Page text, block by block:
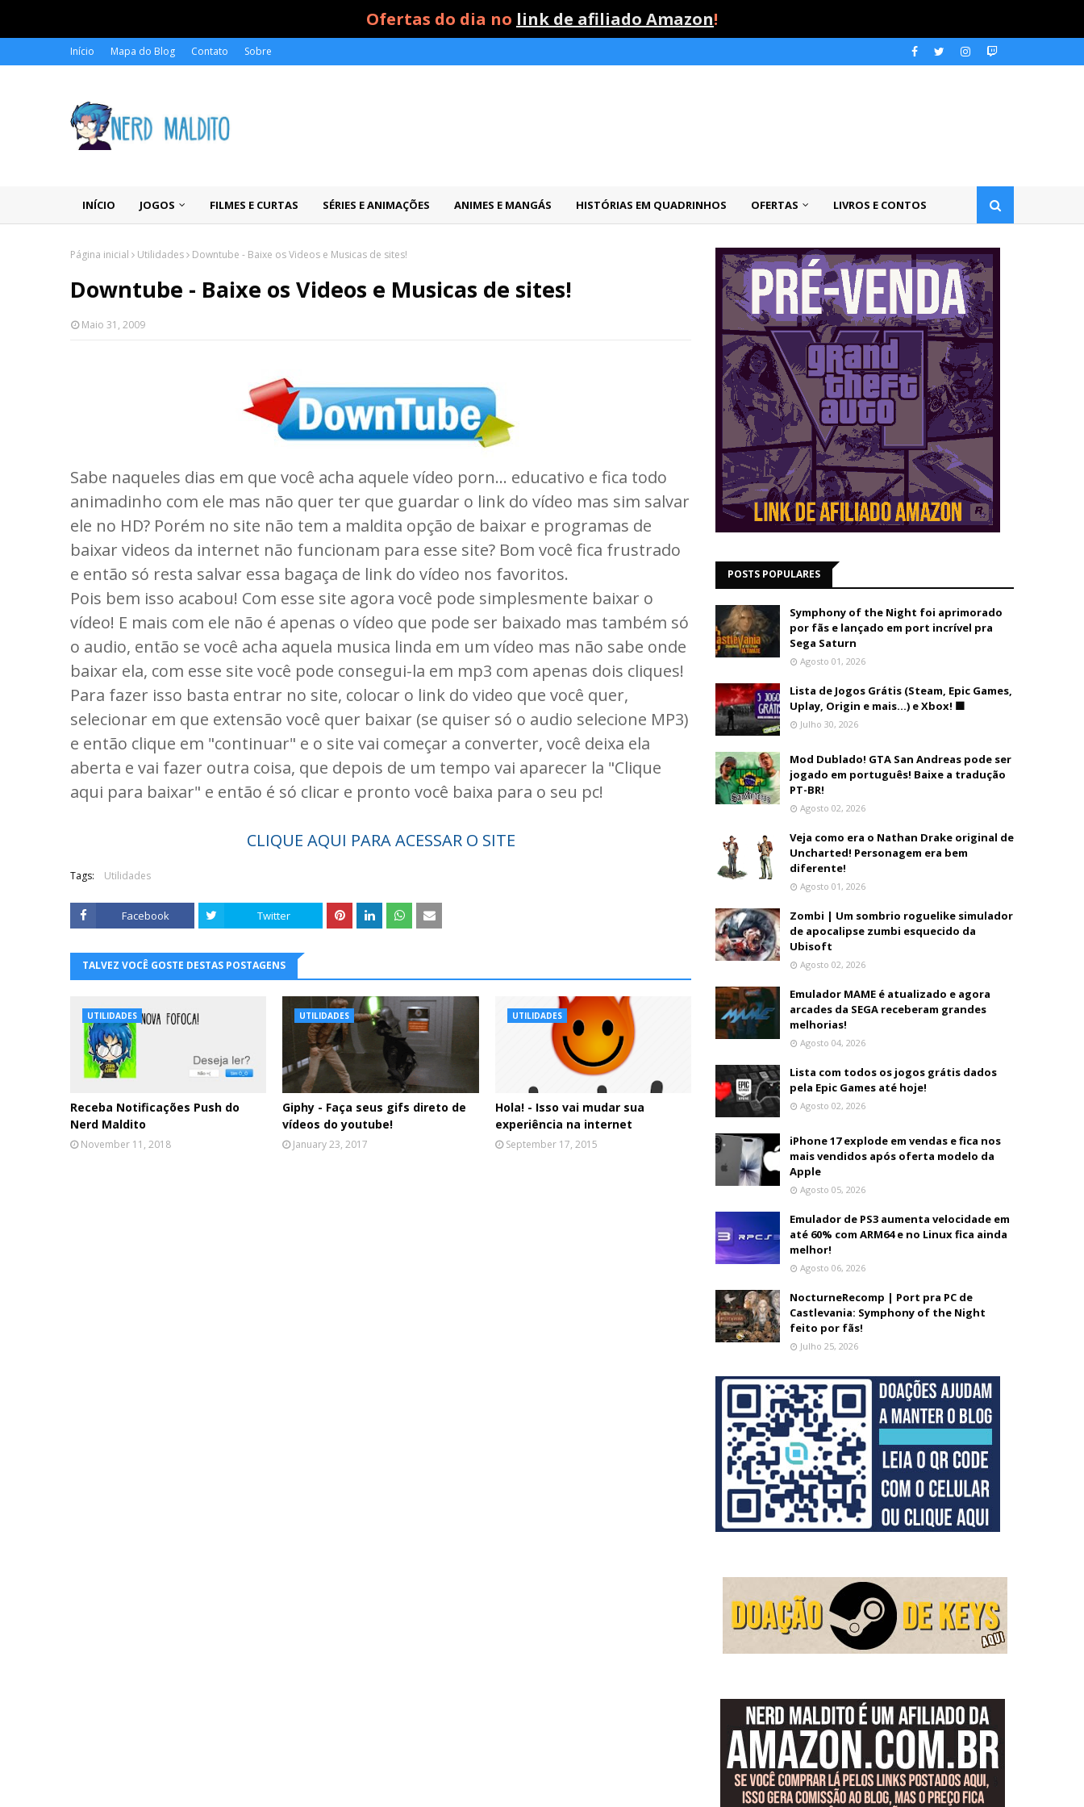
Ofertas do dia no link de afiliado Amazon!
Início Mapa do Blog Contato Sobre
INÍCIO JOGOS FILMES E CURTAS SÉRIES E ANIMAÇÕES ANIMES E MANGÁS HISTÓRIAS EM QUADRINHOS OFERTAS LIVROS E CONTOS
Página inicial Utilidades Downtube - Baixe os Videos e Musicas de sites!
Downtube - Baixe os Videos e Musicas de sites!
Maio 31, 2009
Sabe naqueles dias em que você acha aquele vídeo porn... educativo e fica todo
animadinho com ele mas não quer ter que guardar o link do vídeo mas sim salvar
ele no HD? Porém no site não tem a maldita opção de baixar e programas de
baixar videos da internet não funcionam para esse site? Bom você fica frustrado
e então só resta salvar essa bagaça de link do vídeo nos favoritos.
Pois bem isso acabou! Com esse site agora você pode simplesmente baixar o
vídeo! E mais com ele não é apenas o vídeo que pode ser baixado mas também só
o audio, então se você acha aquela musica linda em um vídeo mas não sabe onde
baixar ela, com esse site você pode consegui-la em mp3 com apenas dois cliques!
Para fazer isso basta entrar no site, colocar o link do video que você quer,
selecionar em que extensão você quer baixar (se quiser só o audio selecione MP3)
e então clique em "continuar" e o site vai começar a converter, você deixa ela
aberta e vai fazer outra coisa, que depois de um tempo vai aparecer la "Clique
aqui para baixar" e então é só clicar e pronto você baixa para o seu pc!
CLIQUE AQUI PARA ACESSAR O SITE
Tags: Utilidades
Facebook Twitter
TALVEZ VOCÊ GOSTE DESTAS POSTAGENS
UTILIDADES
Receba Notificações Push do
Nerd Maldito
November 11, 2018
UTILIDADES
Giphy - Faça seus gifs direto de
vídeos do youtube!
January 23, 2017
UTILIDADES
Hola! - Isso vai mudar sua
experiência na internet
September 17, 2015
POSTS POPULARES
Symphony of the Night foi aprimorado
por fãs e lançado em port incrível pra
Sega Saturn
Agosto 01, 2026
Lista de Jogos Grátis (Steam, Epic Games,
Uplay, Origin e mais...) e Xbox! 🟩
Julho 30, 2026
Mod Dublado! GTA San Andreas pode ser
jogado em português! Baixe a tradução
PT-BR!
Agosto 02, 2026
Veja como era o Nathan Drake original de
Uncharted! Personagem era bem
diferente!
Agosto 01, 2026
Zombi | Um sombrio roguelike simulador
de apocalipse zumbi esquecido da
Ubisoft
Agosto 02, 2026
Emulador MAME é atualizado e agora
arcades da SEGA receberam grandes
melhorias!
Agosto 04, 2026
Lista com todos os jogos grátis dados
pela Epic Games até hoje!
Agosto 02, 2026
iPhone 17 explode em vendas e fica nos
mais vendidos após oferta modelo da
Apple
Agosto 05, 2026
Emulador de PS3 aumenta velocidade em
até 60% com ARM64 e no Linux fica ainda
melhor!
Agosto 06, 2026
NocturneRecomp | Port pra PC de
Castlevania: Symphony of the Night
feito por fãs!
Julho 25, 2026